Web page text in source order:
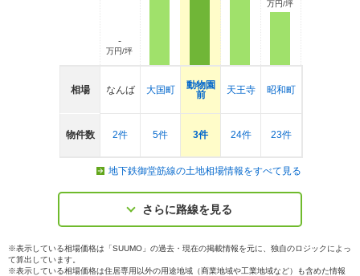
相場
物件数
-
万円/坪
なんば
2件
大国町
5件
動物園
前
3件
天王寺
24件
万円/坪
昭和町
23件
地下鉄御堂筋線の土地相場情報をすべて見る
さらに路線を見る
※表示している相場価格は「SUUMO」の過去・現在の掲載情報を元に、独自のロジックによっ
て算出しています。
※表示している相場価格は住居専用以外の用途地域（商業地域や工業地域など）も含めた情報